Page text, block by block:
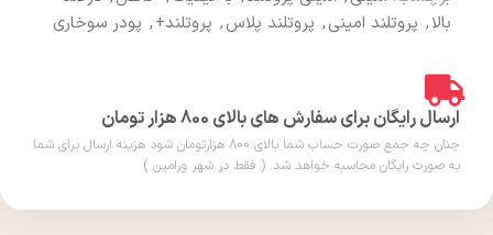
بالا, پروتلند امینی, پروتلند پلاس, پروتلند+, پودر سوخاری
ارسال رایگان برای سفارش های بالای 800 هزار تومان
چنان چه جمع صورت حساب شما بالای 800 هزارتومان شود هزینه ارسال برای شما
به صورت رایگان محاسبه خواهد شد. ( فقط در شهر ورامین )